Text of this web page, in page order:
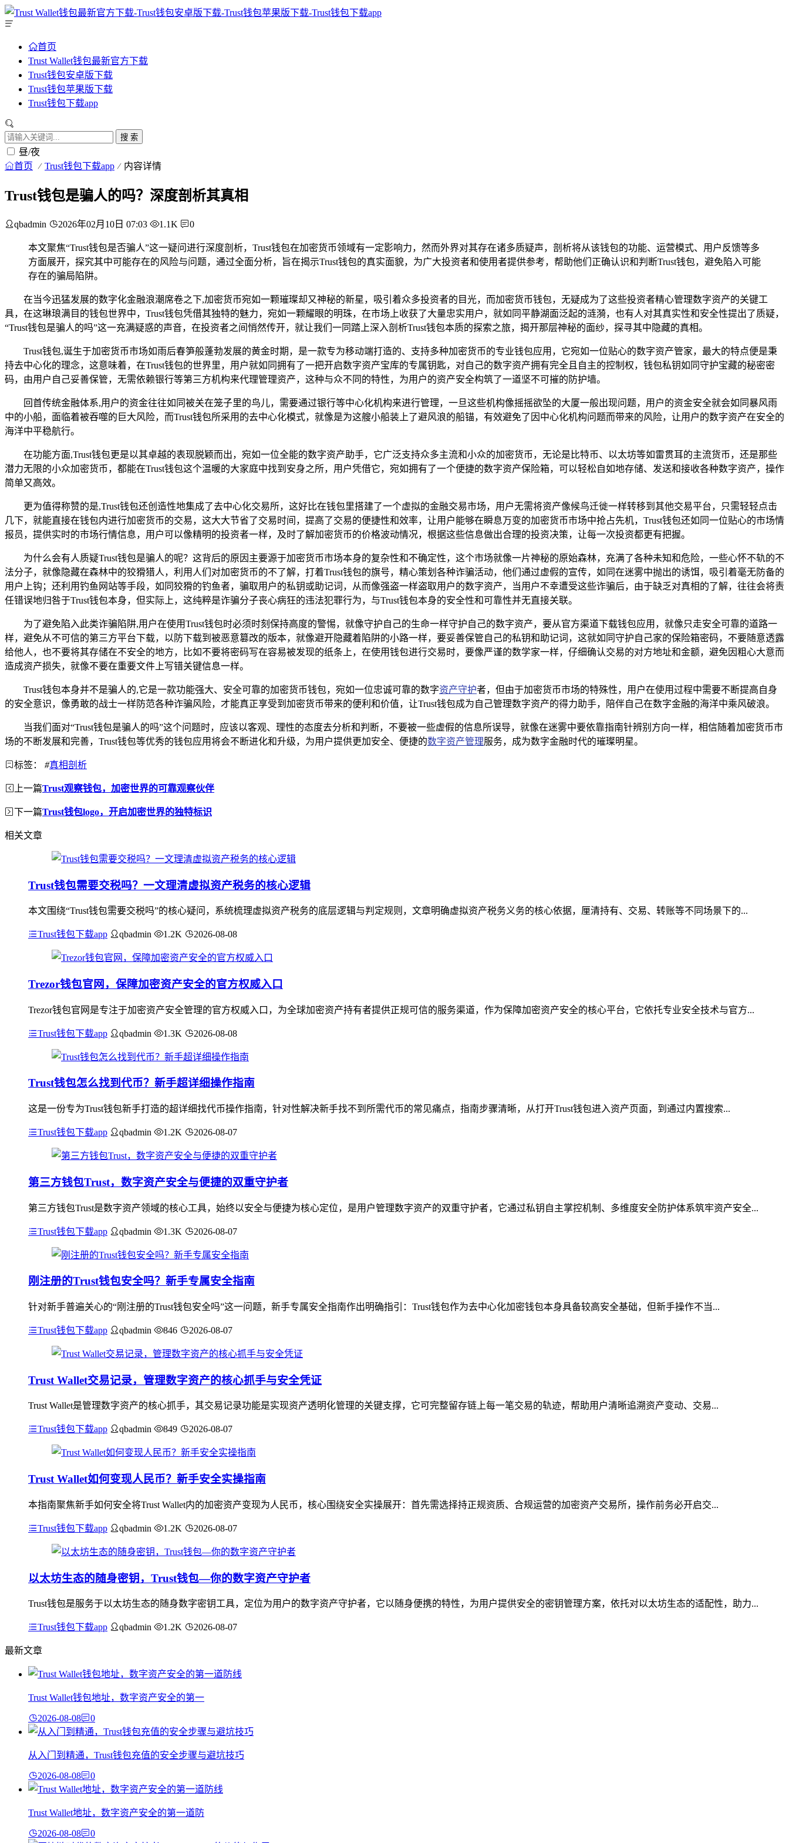
首页
Trust Wallet钱包最新官方下载
Trust钱包安卓版下载
Trust钱包苹果版下载
Trust钱包下载app
搜 索
昼/夜
首页 Trust钱包下载app 内容详情
Trust钱包是骗人的吗？深度剖析其真相
qbadmin 2026年02月10日 07:03 1.1K 0
本文聚焦“Trust钱包是否骗人”这一疑问进行深度剖析，Trust钱包在加密货币领域有一定影响力，然而外界对其存在诸多质疑声，剖析将从该钱包的功能、运营模式、用户反馈等多
方面展开，探究其中可能存在的风险与问题，通过全面分析，旨在揭示Trust钱包的真实面貌，为广大投资者和使用者提供参考，帮助他们正确认识和判断Trust钱包，避免陷入可能
存在的骗局陷阱。
在当今迅猛发展的数字化金融浪潮席卷之下,加密货币宛如一颗璀璨却又神秘的新星，吸引着众多投资者的目光，而加密货币钱包，无疑成为了这些投资者精心管理数字资产的关键工
具，在这琳琅满目的钱包世界中，Trust钱包凭借其独特的魅力，宛如一颗耀眼的明珠，在市场上收获了大量忠实用户，就如同平静湖面泛起的涟漪，也有人对其真实性和安全性提出了质疑，
“Trust钱包是骗人的吗”这一充满疑惑的声音，在投资者之间悄然传开，就让我们一同踏上深入剖析Trust钱包本质的探索之旅，揭开那层神秘的面纱，探寻其中隐藏的真相。
Trust钱包,诞生于加密货币市场如雨后春笋般蓬勃发展的黄金时期，是一款专为移动端打造的、支持多种加密货币的专业钱包应用，它宛如一位贴心的数字资产管家，最大的特点便是秉
持去中心化的理念，这意味着，在Trust钱包的世界里，用户就如同拥有了一把开启数字资产宝库的专属钥匙，对自己的数字资产拥有完全且自主的控制权，钱包私钥如同守护宝藏的秘密密
码，由用户自己妥善保管，无需依赖银行等第三方机构来代理管理资产，这种与众不同的特性，为用户的资产安全构筑了一道坚不可摧的防护墙。
回首传统金融体系,用户的资金往往如同被关在笼子里的鸟儿，需要通过银行等中心化机构来进行管理，一旦这些机构像摇摇欲坠的大厦一般出现问题，用户的资金安全就会如同暴风雨
中的小船，面临着被吞噬的巨大风险，而Trust钱包所采用的去中心化模式，就像是为这艘小船装上了避风浪的船锚，有效避免了因中心化机构问题而带来的风险，让用户的数字资产在安全的
海洋中平稳航行。
在功能方面,Trust钱包更是以其卓越的表现脱颖而出，宛如一位全能的数字资产助手，它广泛支持众多主流和小众的加密货币，无论是比特币、以太坊等如雷贯耳的主流货币，还是那些
潜力无限的小众加密货币，都能在Trust钱包这个温暖的大家庭中找到安身之所，用户凭借它，宛如拥有了一个便捷的数字资产保险箱，可以轻松自如地存储、发送和接收各种数字资产，操作
简单又高效。
更为值得称赞的是,Trust钱包还创造性地集成了去中心化交易所，这好比在钱包里搭建了一个虚拟的金融交易市场，用户无需将资产像候鸟迁徙一样转移到其他交易平台，只需轻轻点击
几下，就能直接在钱包内进行加密货币的交易，这大大节省了交易时间，提高了交易的便捷性和效率，让用户能够在瞬息万变的加密货币市场中抢占先机，Trust钱包还如同一位贴心的市场情
报员，提供实时的市场行情信息，用户可以像精明的投资者一样，及时了解加密货币的价格波动情况，根据这些信息做出合理的投资决策，让每一次投资都更有把握。
为什么会有人质疑Trust钱包是骗人的呢？这背后的原因主要源于加密货币市场本身的复杂性和不确定性，这个市场就像一片神秘的原始森林，充满了各种未知和危险，一些心怀不轨的不
法分子，就像隐藏在森林中的狡猾猎人，利用人们对加密货币的不了解，打着Trust钱包的旗号，精心策划各种诈骗活动，他们通过虚假的宣传，如同在迷雾中抛出的诱饵，吸引着毫无防备的
用户上钩；还利用钓鱼网站等手段，如同狡猾的钓鱼者，骗取用户的私钥或助记词，从而像强盗一样盗取用户的数字资产，当用户不幸遭受这些诈骗后，由于缺乏对真相的了解，往往会将责
任错误地归咎于Trust钱包本身，但实际上，这纯粹是诈骗分子丧心病狂的违法犯罪行为，与Trust钱包本身的安全性和可靠性并无直接关联。
为了避免陷入此类诈骗陷阱,用户在使用Trust钱包时必须时刻保持高度的警惕，就像守护自己的生命一样守护自己的数字资产，要从官方渠道下载钱包应用，就像只走安全可靠的道路一
样，避免从不可信的第三方平台下载，以防下载到被恶意篡改的版本，就像避开隐藏着陷阱的小路一样，要妥善保管自己的私钥和助记词，这就如同守护自己家的保险箱密码，不要随意透露
给他人，也不要将其存储在不安全的地方，比如不要将密码写在容易被发现的纸条上，在使用钱包进行交易时，要像严谨的数学家一样，仔细确认交易的对方地址和金额，避免因粗心大意而
造成资产损失，就像不要在重要文件上写错关键信息一样。
Trust钱包本身并不是骗人的,它是一款功能强大、安全可靠的加密货币钱包，宛如一位忠诚可靠的数字资产守护者，但由于加密货币市场的特殊性，用户在使用过程中需要不断提高自身
的安全意识，像勇敢的战士一样防范各种诈骗风险，才能真正享受到加密货币带来的便利和价值，让Trust钱包成为自己管理数字资产的得力助手，陪伴自己在数字金融的海洋中乘风破浪。
当我们面对“Trust钱包是骗人的吗”这个问题时，应该以客观、理性的态度去分析和判断，不要被一些虚假的信息所误导，就像在迷雾中要依靠指南针辨别方向一样，相信随着加密货币市
场的不断发展和完善，Trust钱包等优秀的钱包应用将会不断进化和升级，为用户提供更加安全、便捷的数字资产管理服务，成为数字金融时代的璀璨明星。
标签： #真相剖析
上一篇Trust观察钱包，加密世界的可靠观察伙伴
下一篇Trust钱包logo，开启加密世界的独特标识
相关文章
Trust钱包需要交税吗？一文理清虚拟资产税务的核心逻辑
本文围绕“Trust钱包需要交税吗”的核心疑问，系统梳理虚拟资产税务的底层逻辑与判定规则，文章明确虚拟资产税务义务的核心依据，厘清持有、交易、转账等不同场景下的...
Trust钱包下载app qbadmin 1.2K 2026-08-08
Trezor钱包官网，保障加密资产安全的官方权威入口
Trezor钱包官网是专注于加密资产安全管理的官方权威入口，为全球加密资产持有者提供正规可信的服务渠道，作为保障加密资产安全的核心平台，它依托专业安全技术与官方...
Trust钱包下载app qbadmin 1.3K 2026-08-08
Trust钱包怎么找到代币？新手超详细操作指南
这是一份专为Trust钱包新手打造的超详细找代币操作指南，针对性解决新手找不到所需代币的常见痛点，指南步骤清晰，从打开Trust钱包进入资产页面，到通过内置搜索...
Trust钱包下载app qbadmin 1.2K 2026-08-07
第三方钱包Trust，数字资产安全与便捷的双重守护者
第三方钱包Trust是数字资产领域的核心工具，始终以安全与便捷为核心定位，是用户管理数字资产的双重守护者，它通过私钥自主掌控机制、多维度安全防护体系筑牢资产安全...
Trust钱包下载app qbadmin 1.3K 2026-08-07
刚注册的Trust钱包安全吗？新手专属安全指南
针对新手普遍关心的“刚注册的Trust钱包安全吗”这一问题，新手专属安全指南作出明确指引：Trust钱包作为去中心化加密钱包本身具备较高安全基础，但新手操作不当...
Trust钱包下载app qbadmin 846 2026-08-07
Trust Wallet交易记录，管理数字资产的核心抓手与安全凭证
Trust Wallet是管理数字资产的核心抓手，其交易记录功能是实现资产透明化管理的关键支撑，它可完整留存链上每一笔交易的轨迹，帮助用户清晰追溯资产变动、交易...
Trust钱包下载app qbadmin 849 2026-08-07
Trust Wallet如何变现人民币？新手安全实操指南
本指南聚焦新手如何安全将Trust Wallet内的加密资产变现为人民币，核心围绕安全实操展开：首先需选择持正规资质、合规运营的加密资产交易所，操作前务必开启交...
Trust钱包下载app qbadmin 1.2K 2026-08-07
以太坊生态的随身密钥，Trust钱包—你的数字资产守护者
Trust钱包是服务于以太坊生态的随身数字密钥工具，定位为用户的数字资产守护者，它以随身便携的特性，为用户提供安全的密钥管理方案，依托对以太坊生态的适配性，助力...
Trust钱包下载app qbadmin 1.2K 2026-08-07
最新文章
Trust Wallet钱包地址，数字资产安全的第一
2026-08-08 0
从入门到精通，Trust钱包充值的安全步骤与避坑技巧
2026-08-08 0
Trust Wallet地址，数字资产安全的第一道防
2026-08-08 0